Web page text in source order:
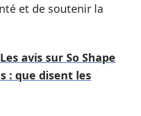
et de soutenir la
Les avis sur So Shape
: que disent les